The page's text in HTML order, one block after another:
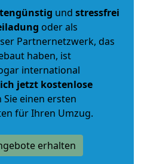
und stressfrei
oder als
Partnernetzwerk, das
haben, ist
international
jetzt kostenlose
einen ersten
für Ihren Umzug.
erhalten